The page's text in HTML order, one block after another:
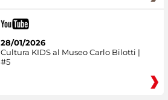
28/01/2026
Cultura KIDS al Museo Carlo Bilotti |
#5